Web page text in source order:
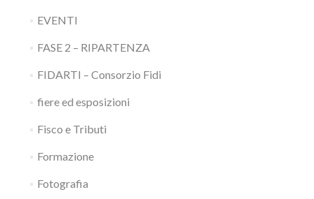
EVENTI
FASE 2 – RIPARTENZA
FIDARTI – Consorzio Fidi
fiere ed esposizioni
Fisco e Tributi
Formazione
Fotografia